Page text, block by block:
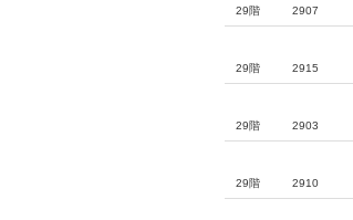
29階 2907
29階 2915
29階 2903
29階 2910